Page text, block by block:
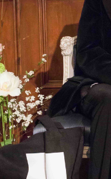
program
Storch Award
böcker
Media
Kontakt